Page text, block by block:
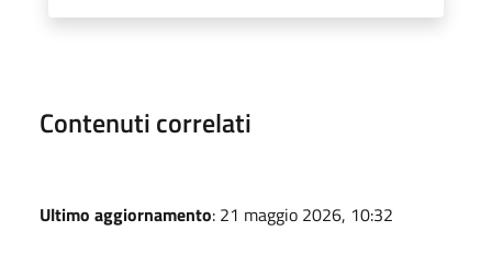
Contenuti correlati
Ultimo aggiornamento: 21 maggio 2026, 10:32